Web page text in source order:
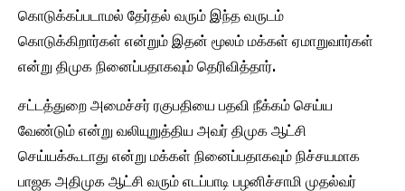
கொடுக்கப்படாமல் தேர்தல் வரும் இந்த வருடம்
கொடுக்கிறார்கள் என்றும் இதன் மூலம் மக்கள் ஏமாறுவார்கள்
என்று திமுக நினைப்பதாகவும் தெரிவித்தார்.
சட்டத்துறை அமைச்சர் ரகுபதியை பதவி நீக்கம் செய்ய
வேண்டும் என்று வலியுறுத்திய அவர் திமுக ஆட்சி
செய்யக்கூடாது என்று மக்கள் நினைப்பதாகவும் நிச்சயமாக
பாஜக அதிமுக ஆட்சி வரும் எடப்பாடி பழனிச்சாமி முதல்வர்